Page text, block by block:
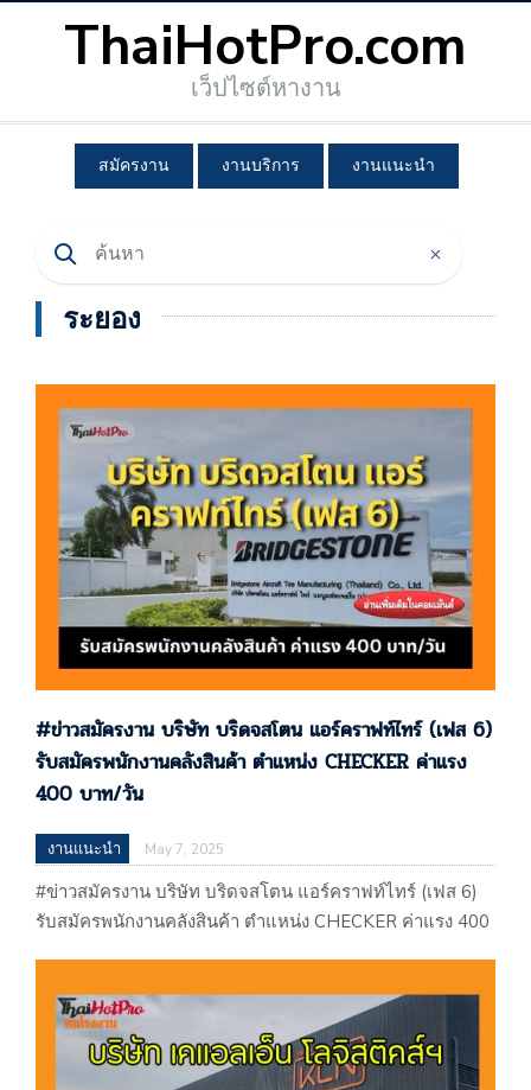
ThaiHotPro.com
เว็ปไซต์หางาน
สมัครงาน งานบริการ งานแนะนำ
ระยอง
#ข่าวสมัครงาน บริษัท บริดจสโตน แอร์คราฟท์ไทร์ (เฟส 6)
รับสมัครพนักงานคลังสินค้า ตําแหน่ง CHECKER ค่าแรง
400 บาท/วัน
งานแนะนำ May 7, 2025
#ข่าวสมัครงาน บริษัท บริดจสโตน แอร์คราฟท์ไทร์ (เฟส 6)
รับสมัครพนักงานคลังสินค้า ตําแหน่ง CHECKER ค่าแรง 400
บาท/วัน ประกาศเมือวันที่ 07 / 05 / 2568 …